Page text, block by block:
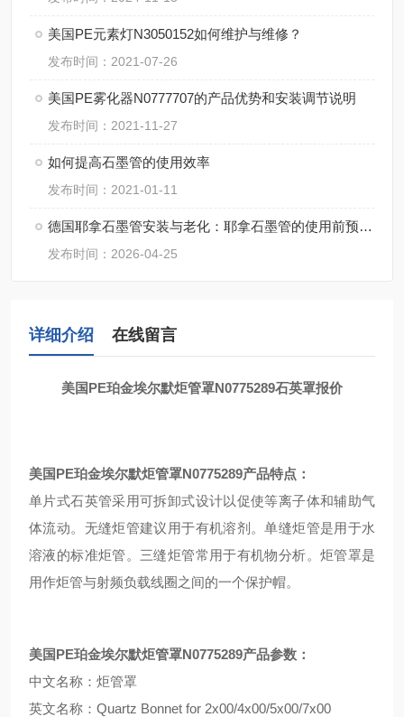
美国PE元素灯N3050152如何维护与维修？
发布时间：2021-07-26
美国PE雾化器N0777707的产品优势和安装调节说明
发布时间：2021-11-27
如何提高石墨管的使用效率
发布时间：2021-01-11
德国耶拿石墨管安装与老化：耶拿石墨管的使用前预处理步骤
发布时间：2026-04-25
详细介绍 在线留言
美国PE珀金埃尔默炬管罩N0775289石英罩报价
美国PE珀金埃尔默炬管罩N0775289产品特点：
单片式石英管采用可拆卸式设计以促使等离子体和辅助气
体流动。无缝炬管建议用于有机溶剂。单缝炬管是用于水
溶液的标准炬管。三缝炬管常用于有机物分析。炬管罩是
用作炬管与射频负载线圈之间的一个保护帽。
美国PE珀金埃尔默炬管罩N0775289产品参数：
中文名称：炬管罩
英文名称：Quartz Bonnet for 2x00/4x00/5x00/7x00